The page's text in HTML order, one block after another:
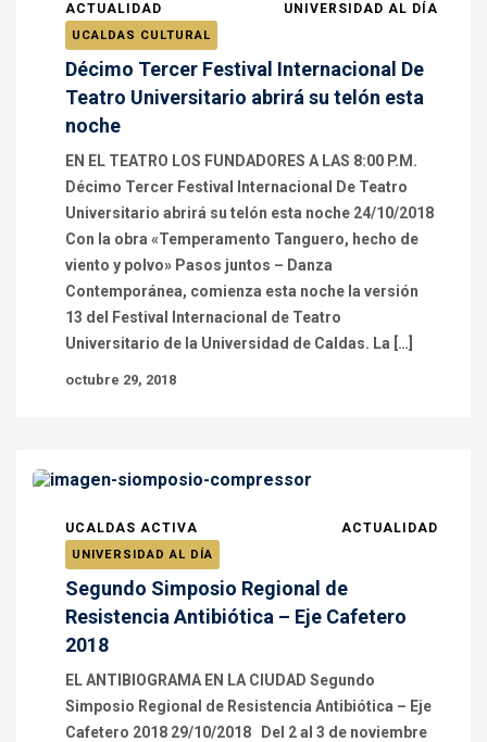
ACTUALIDAD UNIVERSIDAD AL DÍA
UCALDAS CULTURAL
Décimo Tercer Festival Internacional De
Teatro Universitario abrirá su telón esta
noche
EN EL TEATRO LOS FUNDADORES A LAS 8:00 P.M.
Décimo Tercer Festival Internacional De Teatro
Universitario abrirá su telón esta noche 24/10/2018
Con la obra «Temperamento Tanguero, hecho de
viento y polvo» Pasos juntos – Danza
Contemporánea, comienza esta noche la versión
13 del Festival Internacional de Teatro
Universitario de la Universidad de Caldas. La […]
octubre 29, 2018
UCALDAS ACTIVA ACTUALIDAD
UNIVERSIDAD AL DÍA
Segundo Simposio Regional de
Resistencia Antibiótica – Eje Cafetero
2018
EL ANTIBIOGRAMA EN LA CIUDAD Segundo
Simposio Regional de Resistencia Antibiótica – Eje
Cafetero 2018 29/10/2018 Del 2 al 3 de noviembre